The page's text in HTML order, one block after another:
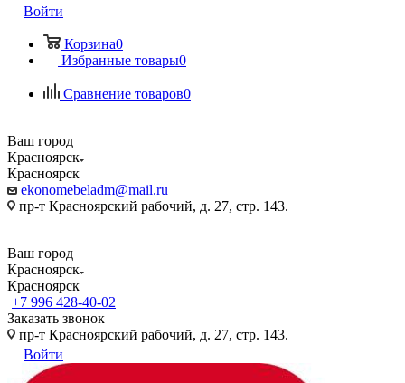
Войти
Корзина0
Избранные товары0
Сравнение товаров0
Ваш город
Красноярск
Красноярск
ekonomebeladm@mail.ru
пр-т Красноярский рабочий, д. 27, стр. 143.
Ваш город
Красноярск
Красноярск
+7 996 428-40-02
Заказать звонок
пр-т Красноярский рабочий, д. 27, стр. 143.
Войти